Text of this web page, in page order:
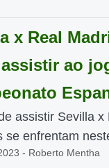
x Real
ao
assistir Sevilla
se enfrentam
- Roberto Mentha